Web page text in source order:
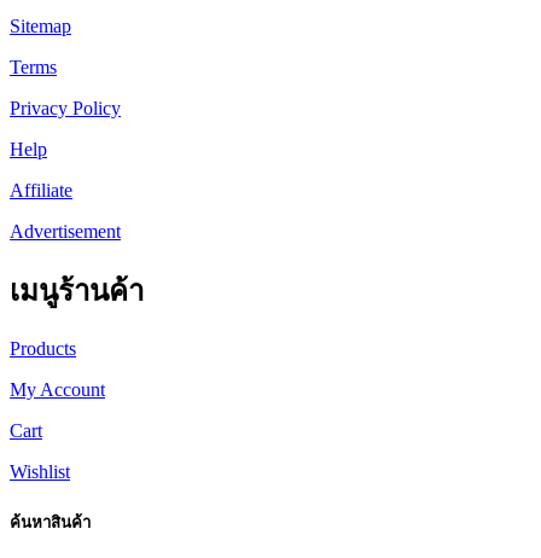
Sitemap
Terms
Privacy Policy
Help
Affiliate
Advertisement
เมนูร้านค้า
Products
My Account
Cart
Wishlist
ค้นหาสินค้า